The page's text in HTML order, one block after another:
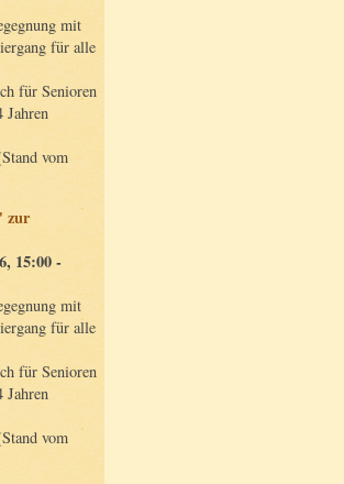
mit
für alle
für Senioren
Jahren
vom
zur
15:00 -
mit
für alle
für Senioren
Jahren
vom